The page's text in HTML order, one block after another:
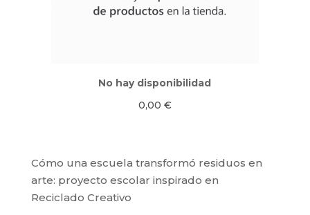
No hay disponibilidad
0,00 €
Cómo una escuela transformó residuos en
arte: proyecto escolar inspirado en
Reciclado Creativo